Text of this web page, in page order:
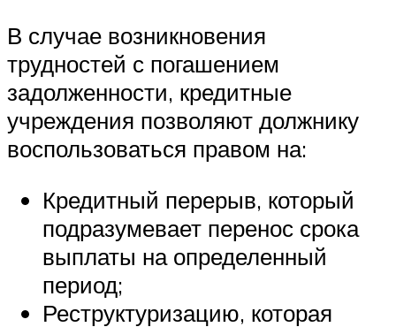
В случае возникновения
трудностей с погашением
задолженности, кредитные
учреждения позволяют должнику
воспользоваться правом на:
Кредитный перерыв, который
подразумевает перенос срока
выплаты на определенный
период;
Реструктуризацию, которая